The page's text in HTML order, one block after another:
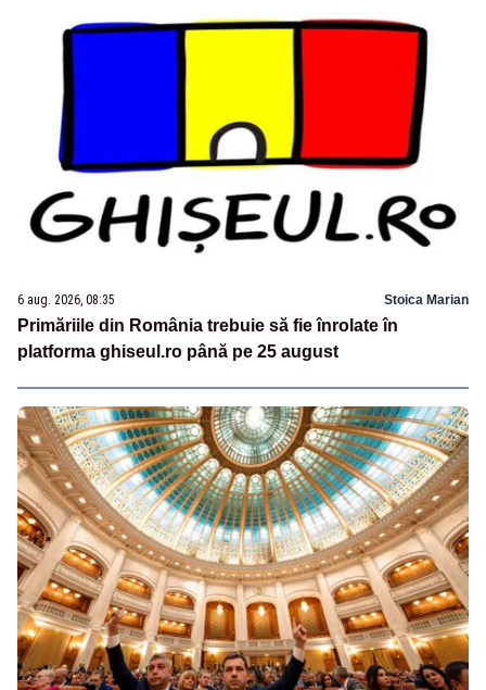
6 aug. 2026, 08:35 Stoica Marian
Primăriile din România trebuie să fie înrolate în
platforma ghiseul.ro până pe 25 august